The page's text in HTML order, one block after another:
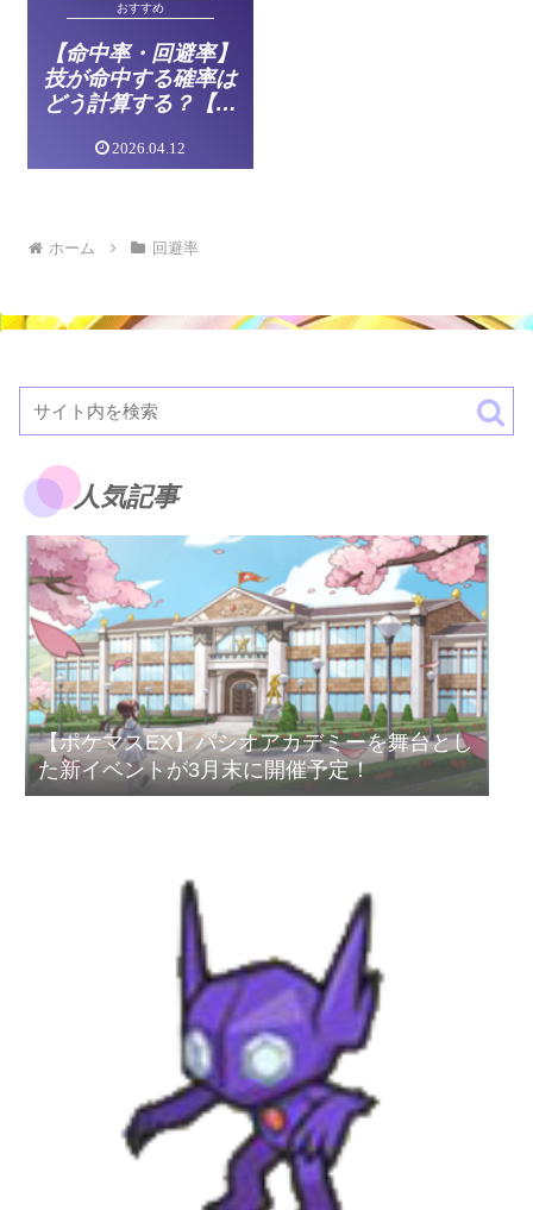
おすすめ
【命中率・回避率】
技が命中する確率は
どう計算する？【ポ
ズ】
2026.04.12
ホーム 回避率
人気記事
【ポケマスEX】パシオアカデミーを舞台とし
た新イベントが3月末に開催予定！